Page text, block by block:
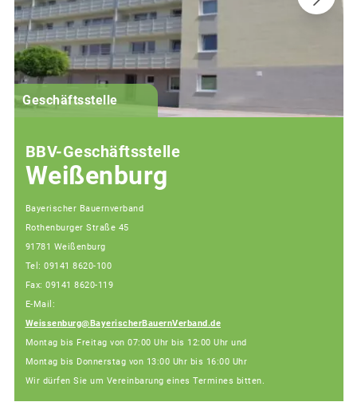
Geschäftsstelle
BBV-Geschäftsstelle
Weißenburg
Bayerischer Bauernverband
Rothenburger Straße 45
91781 Weißenburg
Tel: 09141 8620-100
Fax: 09141 8620-119
E-Mail:
Weissenburg@BayerischerBauernVerband.de
Montag bis Freitag von 07:00 Uhr bis 12:00 Uhr und
Montag bis Donnerstag von 13:00 Uhr bis 16:00 Uhr
Wir dürfen Sie um Vereinbarung eines Termines bitten.